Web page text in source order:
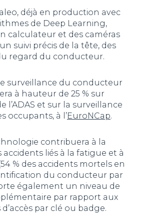
déjà en production avec
de Deep Learning,
calculateur et des caméras
suivi précis de la tête, des
regard du conducteur.
surveillance du conducteur
à hauteur de 25 % sur
l’ADAS et sur la surveillance
occupants, à l’EuroNCap.
contribuera à la
liés à la fatigue et à
% des accidents mortels en
du conducteur par
également un niveau de
par rapport aux
par clé ou badge.